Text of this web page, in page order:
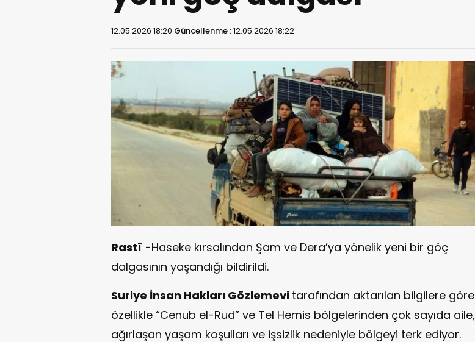
12.05.2026 18:20 Güncellenme :12.05.2026 18:22
Rastî -Haseke kırsalından Şam ve Dera’ya yönelik yeni bir göç
dalgasının yaşandığı bildirildi.
Suriye İnsan Hakları Gözlemevi tarafından aktarılan bilgilere göre
özellikle “Cenub el-Rud” ve Tel Hemis bölgelerinden çok sayıda aile,
ağırlaşan yaşam koşulları ve işsizlik nedeniyle bölgeyi terk ediyor.